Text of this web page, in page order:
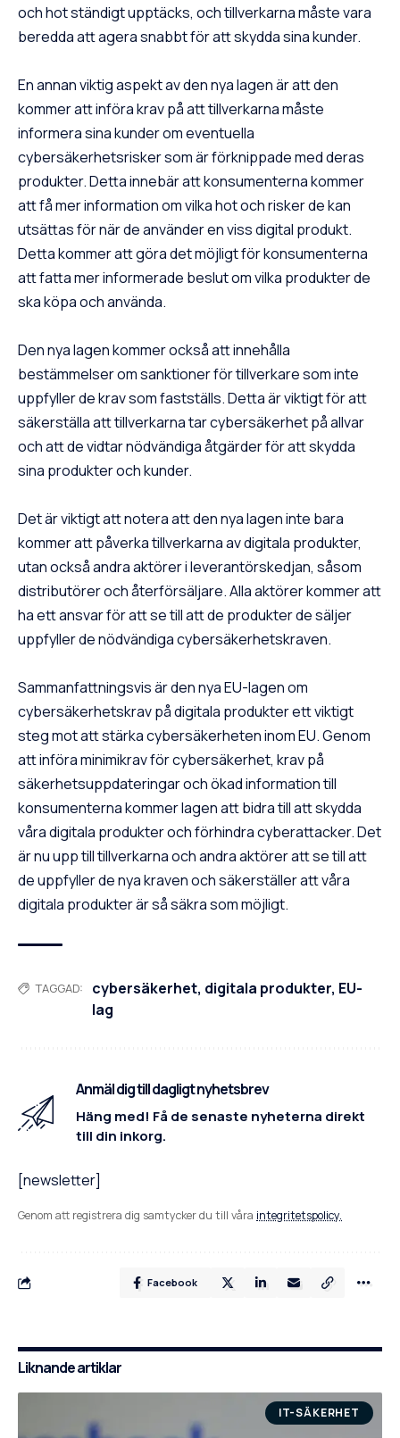
och hot ständigt upptäcks, och tillverkarna måste vara
beredda att agera snabbt för att skydda sina kunder.
En annan viktig aspekt av den nya lagen är att den
kommer att införa krav på att tillverkarna måste
informera sina kunder om eventuella
cybersäkerhetsrisker som är förknippade med deras
produkter. Detta innebär att konsumenterna kommer
att få mer information om vilka hot och risker de kan
utsättas för när de använder en viss digital produkt.
Detta kommer att göra det möjligt för konsumenterna
att fatta mer informerade beslut om vilka produkter de
ska köpa och använda.
Den nya lagen kommer också att innehålla
bestämmelser om sanktioner för tillverkare som inte
uppfyller de krav som fastställs. Detta är viktigt för att
säkerställa att tillverkarna tar cybersäkerhet på allvar
och att de vidtar nödvändiga åtgärder för att skydda
sina produkter och kunder.
Det är viktigt att notera att den nya lagen inte bara
kommer att påverka tillverkarna av digitala produkter,
utan också andra aktörer i leverantörskedjan, såsom
distributörer och återförsäljare. Alla aktörer kommer att
ha ett ansvar för att se till att de produkter de säljer
uppfyller de nödvändiga cybersäkerhetskraven.
Sammanfattningsvis är den nya EU-lagen om
cybersäkerhetskrav på digitala produkter ett viktigt
steg mot att stärka cybersäkerheten inom EU. Genom
att införa minimikrav för cybersäkerhet, krav på
säkerhetsuppdateringar och ökad information till
konsumenterna kommer lagen att bidra till att skydda
våra digitala produkter och förhindra cyberattacker. Det
är nu upp till tillverkarna och andra aktörer att se till att
de uppfyller de nya kraven och säkerställer att våra
digitala produkter är så säkra som möjligt.
TAGGAD: cybersäkerhet, digitala produkter, EU-
lag
Anmäl dig till dagligt nyhetsbrev
Häng med! Få de senaste nyheterna direkt
till din inkorg.
[newsletter]
Genom att registrera dig samtycker du till våra integritetspolicy.
Facebook
Liknande artiklar
IT-SÄKERHET